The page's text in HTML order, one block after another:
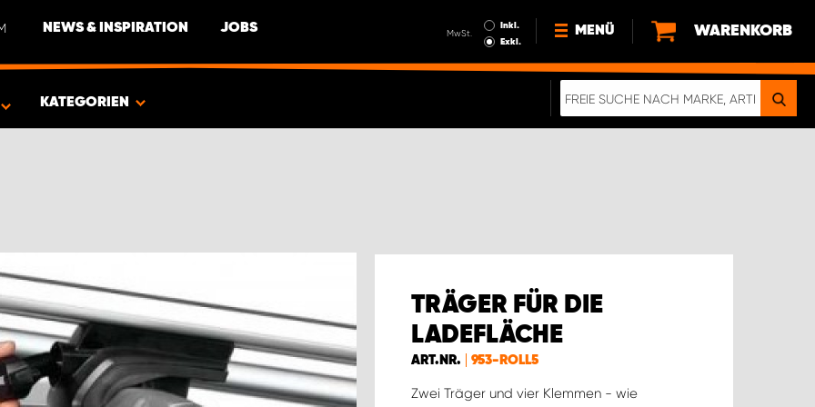
NEWS & INSPIRATION JOBS MwSt.
Inkl.
Exkl.
MENÜ
NEWS
DATENSCHUTZ
EIN RICHTIGER CRASH-TEST
WARENKORB
KATEGORIEN
TRÄGER FÜR DIE
LADEFLÄCHE
ART.NR. 953-ROLL5
Zwei Träger und vier Klemmen - wie